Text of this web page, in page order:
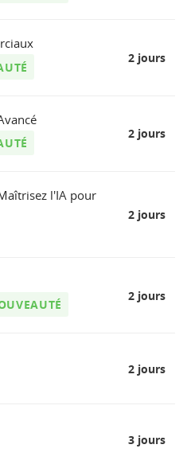
2 jours
2 jours
l'IA pour
2 jours
2 jours
2 jours
3 jours